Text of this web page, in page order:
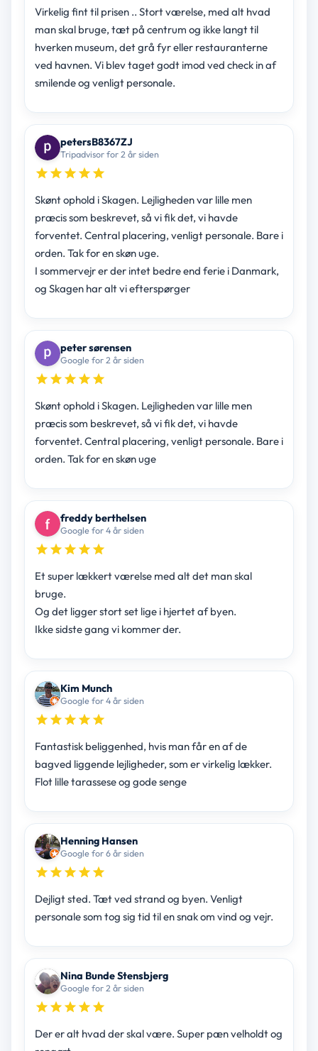
Virkelig fint til prisen .. Stort værelse, med alt hvad
man skal bruge, tæt på centrum og ikke langt til
hverken museum, det grå fyr eller restauranterne
ved havnen. Vi blev taget godt imod ved check in af
smilende og venligt personale.
petersB8367ZJ
Tripadvisor for 2 år siden
Skønt ophold i Skagen. Lejligheden var lille men
præcis som beskrevet, så vi fik det, vi havde
forventet. Central placering, venligt personale. Bare i
orden. Tak for en skøn uge.
I sommervejr er der intet bedre end ferie i Danmark,
og Skagen har alt vi efterspørger
peter sørensen
Google for 2 år siden
Skønt ophold i Skagen. Lejligheden var lille men
præcis som beskrevet, så vi fik det, vi havde
forventet. Central placering, venligt personale. Bare i
orden. Tak for en skøn uge
freddy berthelsen
Google for 4 år siden
Et super lækkert værelse med alt det man skal
bruge.
Og det ligger stort set lige i hjertet af byen.
Ikke sidste gang vi kommer der.
Kim Munch
Google for 4 år siden
Fantastisk beliggenhed, hvis man får en af de
bagved liggende lejligheder, som er virkelig lækker.
Flot lille tarassese og gode senge
Henning Hansen
Google for 6 år siden
Dejligt sted. Tæt ved strand og byen. Venligt
personale som tog sig tid til en snak om vind og vejr.
Nina Bunde Stensbjerg
Google for 2 år siden
Der er alt hvad der skal være. Super pæn velholdt og